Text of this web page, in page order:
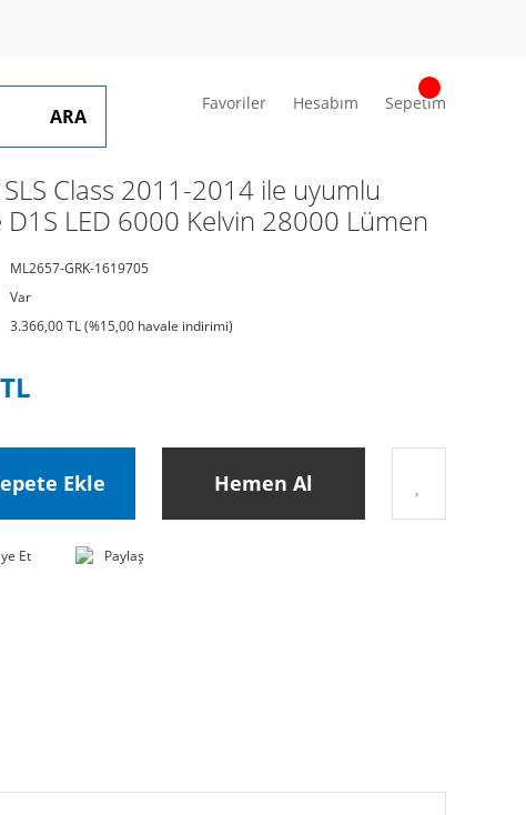
ARA
Favoriler Hesabım Sepetim
SLS Class 2011-2014 ile uyumlu
LED 6000 Kelvin 28000 Lümen
ML2657-GRK-1619705
Var
3.366,00 TL (%15,00 havale indirimi)
Ekle Hemen Al
Et Paylaş